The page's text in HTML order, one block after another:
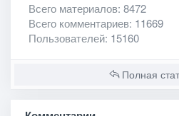
Всего материалов: 8472
Всего комментариев: 11669
Пользователей: 15160
Полная